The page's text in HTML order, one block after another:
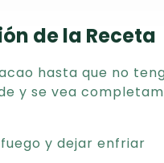
de la Receta
hasta que no
y se vea
y dejar enfriar